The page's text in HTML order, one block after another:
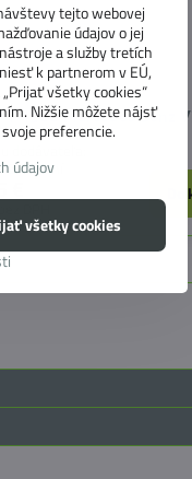
T 4200 Mercedes Benz
5-12 dní
tejto webovej
údajov o jej
a služby tretích
k partnerom v EÚ,
všetky cookies“
Nižšie môžete nájsť
preferencie.
údajov
všetky cookies